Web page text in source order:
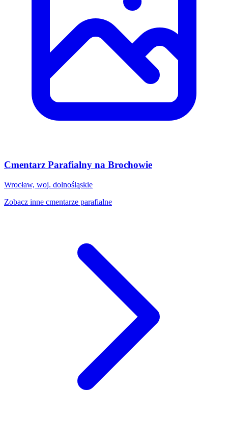
Cmentarz Parafialny na Brochowie
Wrocław, woj. dolnośląskie
Zobacz inne cmentarze parafialne